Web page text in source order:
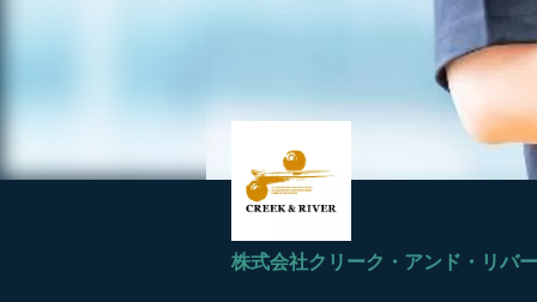
株式会社クリーク・アンド・リバ